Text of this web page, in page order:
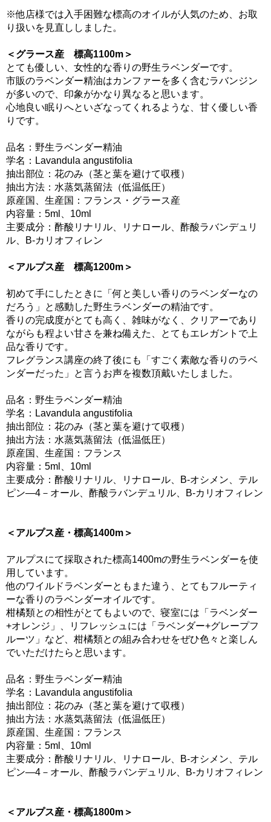
※他店様では入手困難な標高のオイルが人気のため、お取
り扱いを見直ししました。
＜グラース産 標高1100m＞
とても優しい、女性的な香りの野生ラベンダーです。
市販のラベンダー精油はカンファーを多く含むラバンジン
が多いので、印象がかなり異なると思います。
心地良い眠りへといざなってくれるような、甘く優しい香
りです。
品名：野生ラベンダー精油
学名：Lavandula angustifolia
抽出部位：花のみ（茎と葉を避けて収穫）
抽出方法：水蒸気蒸留法（低温低圧）
原産国、生産国：フランス・グラース産
内容量：5ml、10ml
主要成分：酢酸リナリル、リナロール、酢酸ラバンデュリ
ル、B-カリオフィレン
＜アルプス産 標高1200m＞
初めて手にしたときに「何と美しい香りのラベンダーなの
だろう」と感動した野生ラベンダーの精油です。
香りの完成度がとても高く、雑味がなく、クリアーであり
ながらも程よい甘さを兼ね備えた、とてもエレガントで上
品な香りです。
フレグランス講座の終了後にも「すごく素敵な香りのラベ
ンダーだった」と言うお声を複数頂戴いたしました。
品名：野生ラベンダー精油
学名：Lavandula angustifolia
抽出部位：花のみ（茎と葉を避けて収穫）
抽出方法：水蒸気蒸留法（低温低圧）
原産国、生産国：フランス
内容量：5ml、10ml
主要成分：酢酸リナリル、リナロール、B-オシメン、テル
ピン―4－オール、酢酸ラバンデュリル、B-カリオフィレン
＜アルプス産・標高1400m＞
アルプスにて採取された標高1400mの野生ラベンダーを使
用しています。
他のワイルドラベンダーともまた違う、とてもフルーティ
ーな香りのラベンダーオイルです。
柑橘類との相性がとてもよいので、寝室には「ラベンダー
+オレンジ」、リフレッシュには「ラベンダー+グレープフ
ルーツ」など、柑橘類との組み合わせをぜひ色々と楽しん
でいただけたらと思います。
品名：野生ラベンダー精油
学名：Lavandula angustifolia
抽出部位：花のみ（茎と葉を避けて収穫）
抽出方法：水蒸気蒸留法（低温低圧）
原産国、生産国：フランス
内容量：5ml、10ml
主要成分：酢酸リナリル、リナロール、B-オシメン、テル
ピン―4－オール、酢酸ラバンデュリル、B-カリオフィレン
＜アルプス産・標高1800m＞